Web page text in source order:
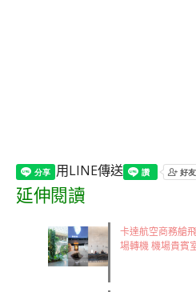
用LINE傳送
延伸閱讀
卡達航空商務艙
場轉機 機場貴賓